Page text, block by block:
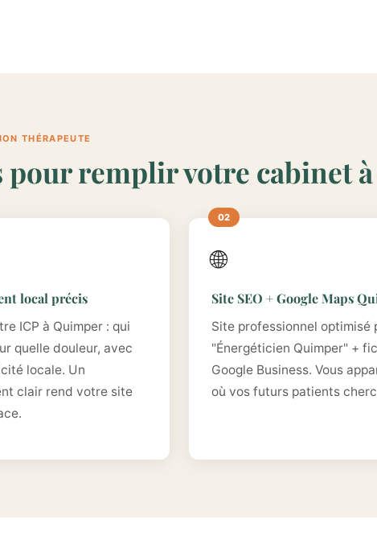
THÉRAPEUTE
pour remplir votre cabinet
local précis
ICP à Quimper : qui
quelle douleur, avec
locale. Un
clair rend votre site
🌐
Site SEO + Google Maps
Site professionnel optimisé
"Énergéticien Quimper" +
Google Business. Vous
où vos futurs patients